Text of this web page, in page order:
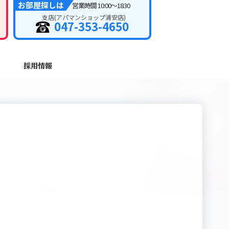
お部屋探しは 営業時間10:00～18:30
支店(アパマンショップ浦安店)
047-353-4650
採用情報